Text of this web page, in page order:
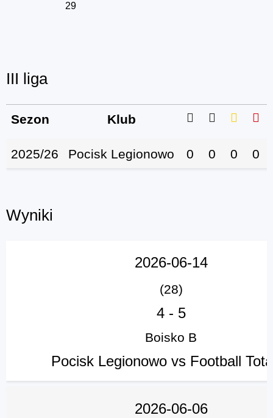
29
III liga
Sezon Klub
2025/26 Pocisk Legionowo 0 0 0 0
Wyniki
2026-06-14
(28)
4- 5
Boisko B
Pocisk Legionowo vs Football
2026-06-06